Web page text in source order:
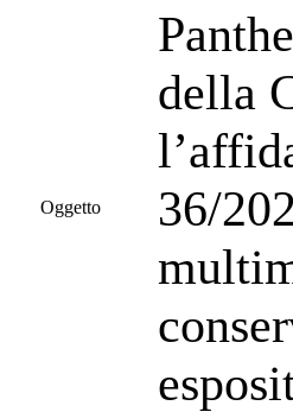
Oggetto
della
36/